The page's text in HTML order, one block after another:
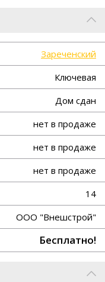
Зареченский
Ключевая
Дом сдан
нет в продаже
нет в продаже
нет в продаже
14
ООО "Внешстрой"
Бесплатно!